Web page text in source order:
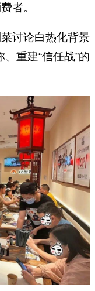
者。
讨论白热化背景
重建“信任战”的